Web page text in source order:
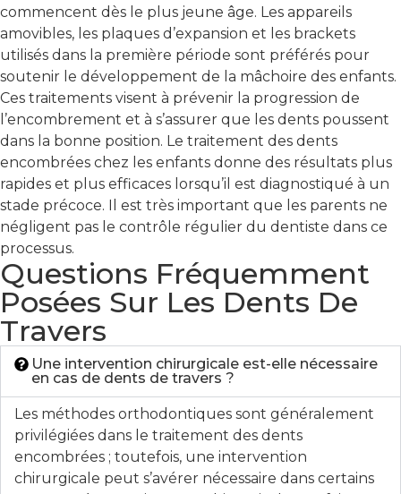
commencent dès le plus jeune âge. Les appareils
amovibles, les plaques d’expansion et les brackets
utilisés dans la première période sont préférés pour
soutenir le développement de la mâchoire des enfants.
Ces traitements visent à prévenir la progression de
l’encombrement et à s’assurer que les dents poussent
dans la bonne position. Le traitement des dents
encombrées chez les enfants donne des résultats plus
rapides et plus efficaces lorsqu’il est diagnostiqué à un
stade précoce. Il est très important que les parents ne
négligent pas le contrôle régulier du dentiste dans ce
processus.
Questions Fréquemment
Posées Sur Les Dents De
Travers
Une intervention chirurgicale est-elle nécessaire
en cas de dents de travers ?
Les méthodes orthodontiques sont généralement
privilégiées dans le traitement des dents
encombrées ; toutefois, une intervention
chirurgicale peut s’avérer nécessaire dans certains